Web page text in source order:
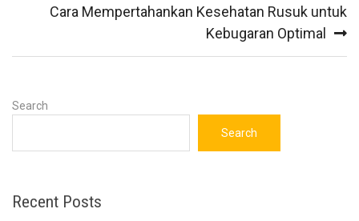
Cara Mempertahankan Kesehatan Rusuk untuk
Kebugaran Optimal
Search
Search
Recent Posts